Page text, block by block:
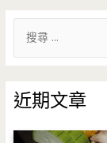
鍵
字
:
近期文章